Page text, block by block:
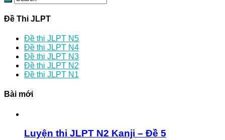
Đề Thi JLPT
Đề thi JLPT N5
Đề thi JLPT N4
Đề thi JLPT N3
Đề thi JLPT N2
Đề thi JLPT N1
Bài mới
Luyện thi JLPT N2 Kanji – Đề 5